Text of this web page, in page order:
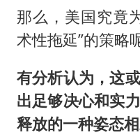
那么，美国究竟
术性拖延”的策略
有分析认为，这
出足够决心和实
释放的一种姿态